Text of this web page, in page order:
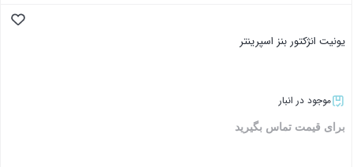
یونیت انژکتور بنز اسپرینتر
موجود در انبار
برای قیمت تماس بگیرید